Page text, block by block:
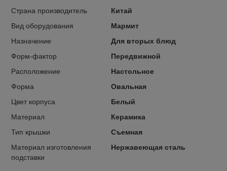
Страна производитель
Китай
Вид оборудования
Мармит
Назначение
Для вторых блюд
Форм-фактор
Передвижной
Расположение
Настольное
Форма
Овальная
Цвет корпуса
Белый
Материал
Керамика
Тип крышки
Съемная
Материал изготовления
подставки
Нержавеющая сталь